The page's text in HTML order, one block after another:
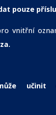
pouze
vnitřní
učinit